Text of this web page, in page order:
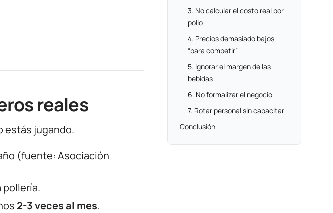
reales
estás jugando.
(fuente: Asociación
pollería.
2-3 veces al mes.
3. No calcular el costo real por
pollo
4. Precios demasiado bajos
“para competir”
5. Ignorar el margen de las
bebidas
6. No formalizar el negocio
7. Rotar personal sin capacitar
Conclusión